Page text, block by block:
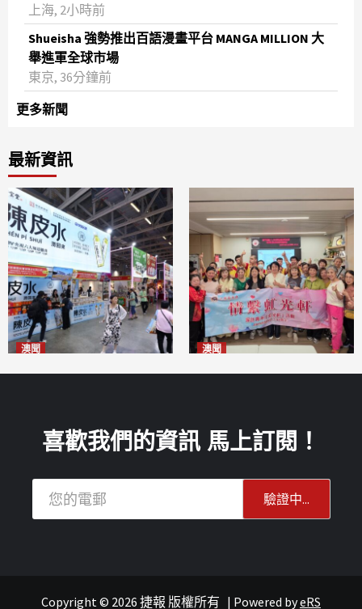
上海, 2小時前
Shueisha 強勢推出百語漫畫平台 MANGA MILLION 大
舉進軍全球市場
東京, 36分鐘前
更多新聞
最新資訊
澳聞 澳聞
喜歡我們的資訊 馬上訂閱！
Copyright © 2026 捷報 版權所有 | Powered byeRS